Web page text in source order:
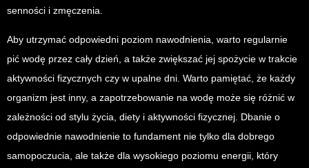
senności i zmęczenia.
Aby utrzymać odpowiedni poziom nawodnienia, warto regularnie
pić wodę przez cały dzień, a także zwiększać jej spożycie w trakcie
aktywności fizycznych czy w upalne dni. Warto pamiętać, że każdy
organizm jest inny, a zapotrzebowanie na wodę może się różnić w
zależności od stylu życia, diety i aktywności fizycznej. Dbanie o
odpowiednie nawodnienie to fundament nie tylko dla dobrego
samopoczucia, ale także dla wysokiego poziomu energii, który